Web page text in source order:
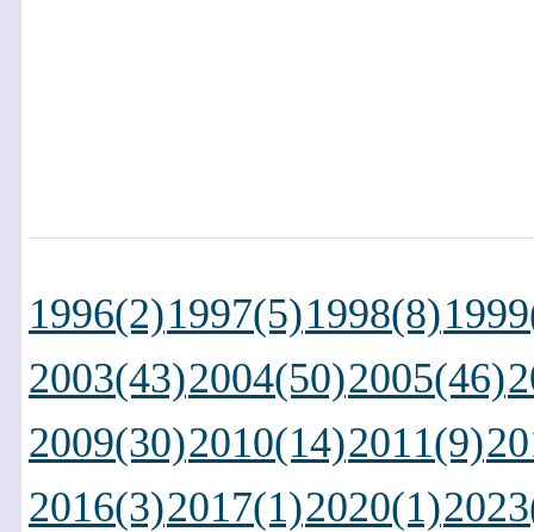
1996(2)1997(5)1998(8)
2003(43)2004(50)2005(46)
2009(30)2010(14)2011(9)
2016(3)2017(1)2020(1)